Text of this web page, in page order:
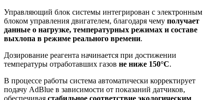
Управляющий блок системы интегрирован с электронным
блоком управления двигателем, благодаря чему получает
данные о нагрузке, температурных режимах и составе
выхлопа в режиме реального времени.
Дозирование реагента начинается при достижении
температуры отработавших газов не ниже 150°C.
В процессе работы система автоматически корректирует
подачу AdBlue в зависимости от показаний датчиков,
обеспечивая стабильное соответствие экологическим